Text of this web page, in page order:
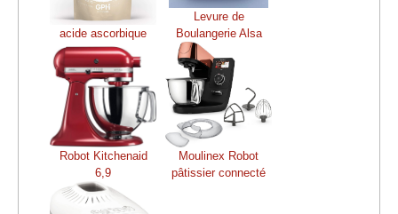
acide ascorbique
Levure de
Boulangerie Alsa
Robot Kitchenaid
6,9
Moulinex Robot
pâtissier connecté